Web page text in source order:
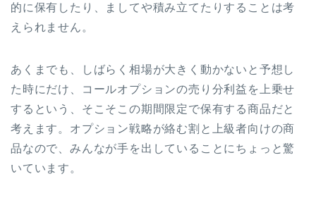
的に保有したり、ましてや積み立てたりすることは考
えられません。
あくまでも、しばらく相場が大きく動かないと予想し
た時にだけ、コールオプションの売り分利益を上乗せ
するという、そこそこの期間限定で保有する商品だと
考えます。オプション戦略が絡む割と上級者向けの商
品なので、みんなが手を出していることにちょっと驚
いています。